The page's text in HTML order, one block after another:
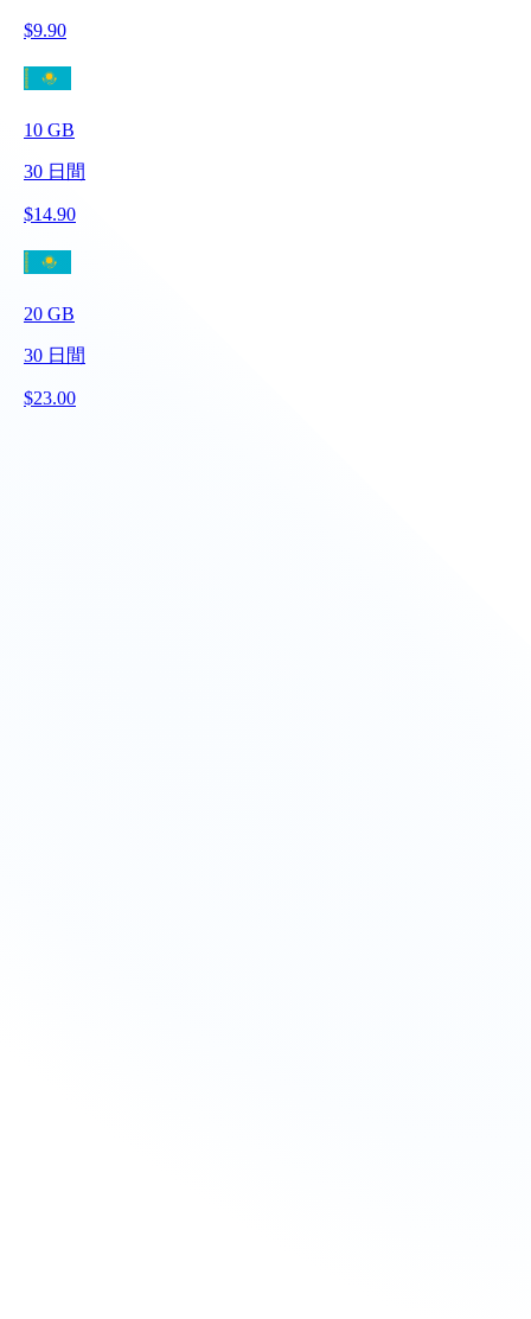
$9.90
10 GB
30 日間
$14.90
20 GB
30 日間
$23.00